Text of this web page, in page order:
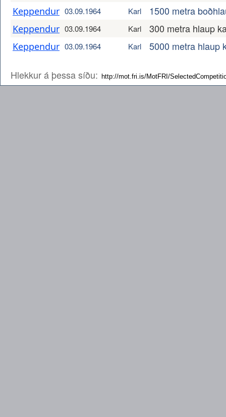
Keppendur 03.09.1964 Karl 1500 metra
Keppendur 03.09.1964 Karl 300 metra hlaup
Keppendur 03.09.1964 Karl 5000 metra hlaup
Hlekkur á þessa síðu: